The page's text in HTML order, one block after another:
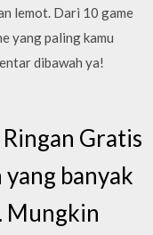
lemot. Dari 10 game
yang paling kamu
dibawah ya!
Gratis
banyak
Mungkin